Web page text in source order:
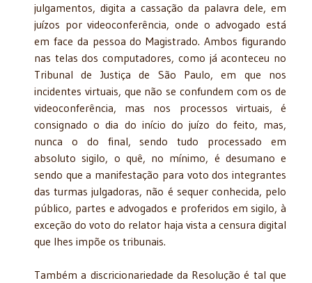
julgamentos, digita a cassação da palavra dele, em
juízos por videoconferência, onde o advogado está
em face da pessoa do Magistrado. Ambos figurando
nas telas dos computadores, como já aconteceu no
Tribunal de Justiça de São Paulo, em que nos
incidentes virtuais, que não se confundem com os de
videoconferência, mas nos processos virtuais, é
consignado o dia do início do juízo do feito, mas,
nunca o do final, sendo tudo processado em
absoluto sigilo, o quê, no mínimo, é desumano e
sendo que a manifestação para voto dos integrantes
das turmas julgadoras, não é sequer conhecida, pelo
público, partes e advogados e proferidos em sigilo, à
exceção do voto do relator haja vista a censura digital
que lhes impõe os tribunais.
Também a discricionariedade da Resolução é tal que